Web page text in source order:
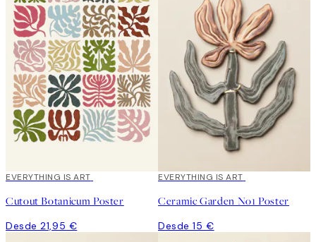
EVERYTHING IS ART
Cutout Botanicum Poster
Desde 21,95 €
EVERYTHING IS ART
Ceramic Garden No1 Poster
Desde 15 €